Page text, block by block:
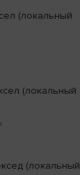
(локальный
(локальный
(локальный